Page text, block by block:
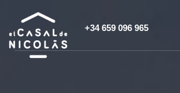
+34 659 096 965